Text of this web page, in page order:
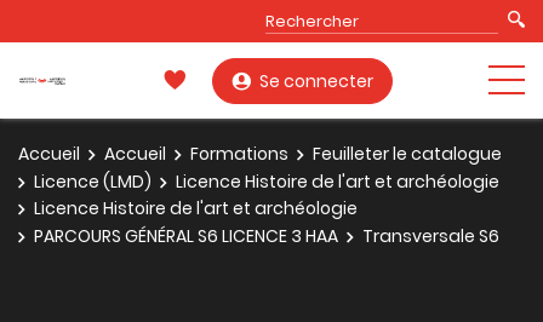
Se connecter
Accueil Accueil Formations
Feuilleter le catalogue
Licence (LMD)
Licence Histoire de l'art et archéologie
Licence Histoire de l'art et archéologie
PARCOURS GÉNÉRAL S6 LICENCE 3 HAA
Transversale S6